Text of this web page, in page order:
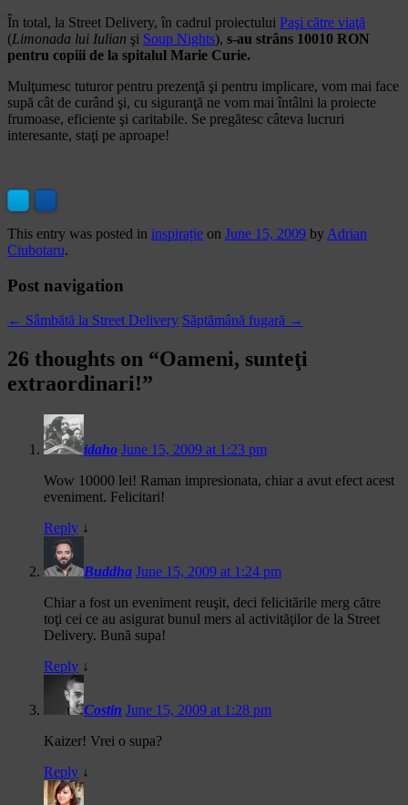
În total, la Street Delivery, în cadrul proiectului Paşi către viaţă
(Limonada lui Iulian şi Soup Nights), s-au strâns 10010 RON
pentru copiii de la spitalul Marie Curie.
Mulţumesc tuturor pentru prezenţă şi pentru implicare, vom mai face
supă cât de curând şi, cu siguranţă ne vom mai întâlni la proiecte
frumoase, eficiente şi caritabile. Se pregătesc câteva lucruri
interesante, staţi pe aproape!
This entry was posted in inspirație on June 15, 2009 by Adrian
Ciubotaru.
Post navigation
← Sâmbătă la Street Delivery Săptămână fugară →
26 thoughts on “Oameni, sunteţi
extraordinari!”
idaho June 15, 2009 at 1:23 pm
Wow 10000 lei! Raman impresionata, chiar a avut efect acest
eveniment. Felicitari!
Reply ↓
Buddha June 15, 2009 at 1:24 pm
Chiar a fost un eveniment reuşit, deci felicitările merg către
toţi cei ce au asigurat bunul mers al activităţilor de la Street
Delivery. Bună supa!
Reply ↓
Costin June 15, 2009 at 1:28 pm
Kaizer! Vrei o supa?
Reply ↓